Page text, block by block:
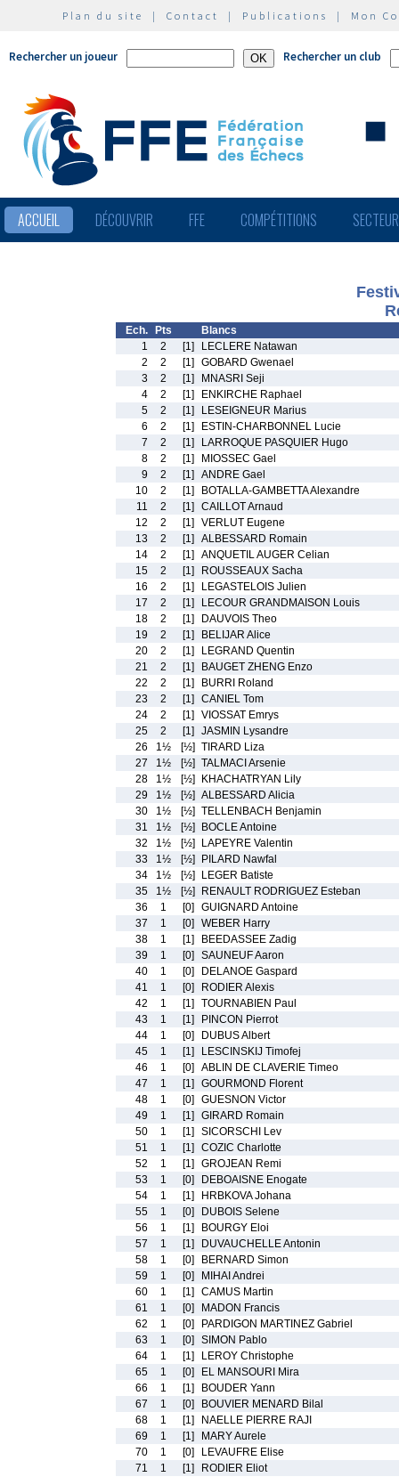
Plan du site | Contact | Publications | Mon
Rechercher un joueur Rechercher un club
ACCUEIL DÉCOUVRIR FFE COMPÉTITIONS
Ech. Pts
Blancs
1
2 [1]
LECLERE Natawan
2
2 [1]
GOBARD Gwenael
3
2 [1]
MNASRI Seji
4
2 [1]
ENKIRCHE Raphael
5
2 [1]
LESEIGNEUR Marius
6
2 [1]
ESTIN-CHARBONNEL Lucie
7
2 [1]
LARROQUE PASQUIER Hugo
8
2 [1]
MIOSSEC Gael
9
2 [1]
ANDRE Gael
10
2 [1]
BOTALLA-GAMBETTA Alexandre
11
2 [1]
CAILLOT Arnaud
12
2 [1]
VERLUT Eugene
13
2 [1]
ALBESSARD Romain
14
2 [1]
ANQUETIL AUGER Celian
15
2 [1]
ROUSSEAUX Sacha
16
2 [1]
LEGASTELOIS Julien
17
2 [1]
LECOUR GRANDMAISON Louis
18
2 [1]
DAUVOIS Theo
19
2 [1]
BELIJAR Alice
20
2 [1]
LEGRAND Quentin
21
2 [1]
BAUGET ZHENG Enzo
22
2 [1]
BURRI Roland
23
2 [1]
CANIEL Tom
24
2 [1]
VIOSSAT Emrys
25
2 [1]
JASMIN Lysandre
26
1½ [½] TIRARD Liza
27
1½ [½] TALMACI Arsenie
28
1½ [½]
KHACHATRYAN Lily
29
1½ [½] ALBESSARD Alicia
30
1½ [½] TELLENBACH Benjamin
31
1½ [½]
BOCLE Antoine
32
1½ [½]
LAPEYRE Valentin
33
1½ [½]
PILARD Nawfal
34
1½ [½]
LEGER Batiste
35
1½ [½]
RENAULT RODRIGUEZ Esteban
36
1 [0]
GUIGNARD Antoine
37
1 [0]
WEBER Harry
38
1 [1]
BEEDASSEE Zadig
39
1 [0]
SAUNEUF Aaron
40
1 [0]
DELANOE Gaspard
41
1 [0]
RODIER Alexis
42
1 [1]
TOURNABIEN Paul
43
1 [1]
PINCON Pierrot
44
1 [0]
DUBUS Albert
45
1 [1]
LESCINSKIJ Timofej
46
1 [0]
ABLIN DE CLAVERIE Timeo
47
1 [1]
GOURMOND Florent
48
1 [0]
GUESNON Victor
49
1 [1]
GIRARD Romain
50
1 [1]
SICORSCHI Lev
51
1 [1]
COZIC Charlotte
52
1 [1]
GROJEAN Remi
53
1 [0]
DEBOAISNE Enogate
54
1 [1]
HRBKOVA Johana
55
1 [0]
DUBOIS Selene
56
1 [1]
BOURGY Eloi
57
1 [1]
DUVAUCHELLE Antonin
58
1 [0]
BERNARD Simon
59
1 [0]
MIHAI Andrei
60
1 [1]
CAMUS Martin
61
1 [0]
MADON Francis
62
1 [0]
PARDIGON MARTINEZ Gabriel
63
1 [0]
SIMON Pablo
64
1 [1]
LEROY Christophe
65
1 [0]
EL MANSOURI Mira
66
1 [1]
BOUDER Yann
67
1 [0]
BOUVIER MENARD Bilal
68
1 [1]
NAELLE PIERRE RAJI
69
1 [1]
MARY Aurele
70
1 [0]
LEVAUFRE Elise
71
1 [1]
RODIER Eliot